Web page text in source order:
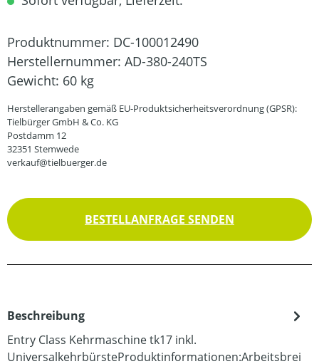
Produktnummer: DC-100012490
Herstellernummer: AD-380-240TS
Gewicht: 60 kg
Herstellerangaben gemäß EU-Produktsicherheitsverordnung (GPSR):
Tielbürger GmbH & Co. KG
Postdamm 12
32351 Stemwede
verkauf@tielbuerger.de
BESTELLANFRAGE SENDEN
Beschreibung
Entry Class Kehrmaschine tk17 inkl.
UniversalkehrbürsteProduktinformationen:Arbeitsbrei